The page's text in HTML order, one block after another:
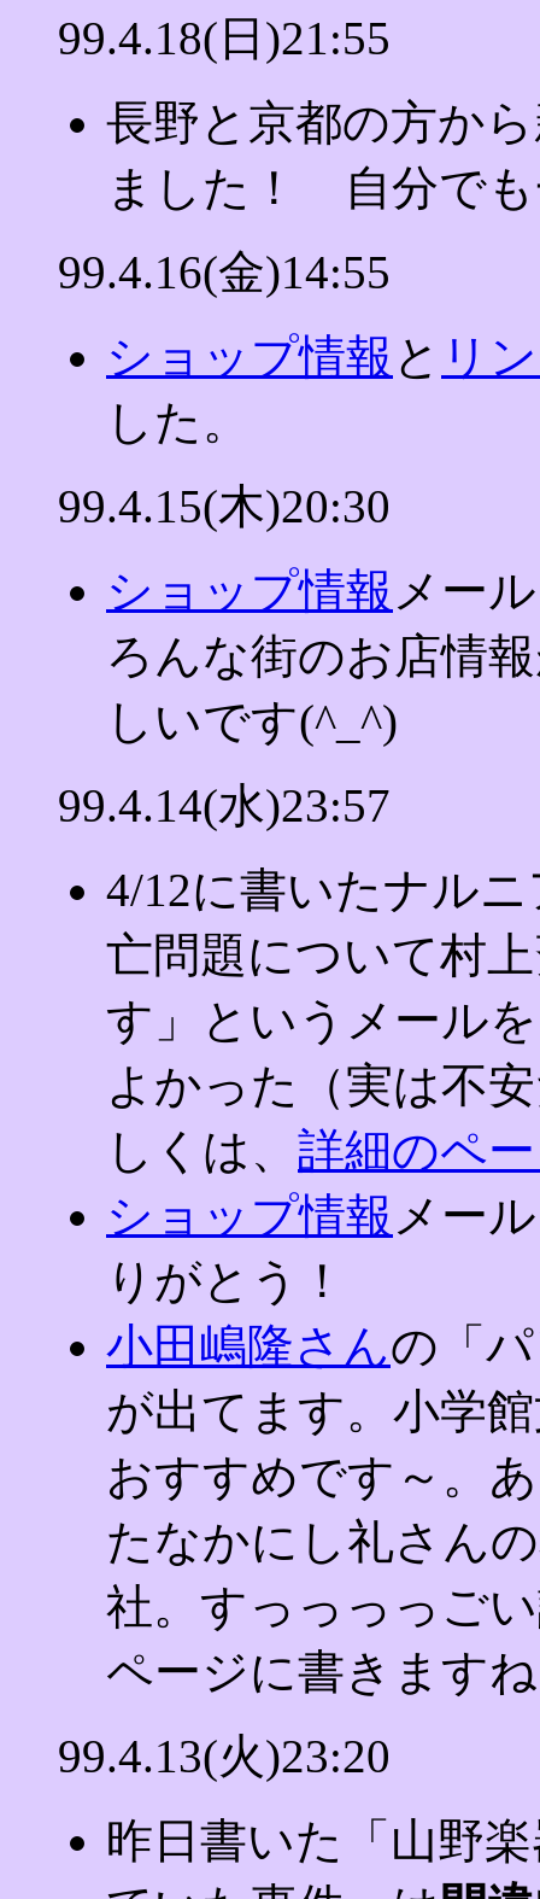
99.4.18(日)21:55
長野と京都の方か
ました！ 自分で
99.4.16(金)14:55
ショップ情報 と リ
した。
99.4.15(木)20:30
ショップ情報 メー
ろんな街のお店情
しいです(^_^)
99.4.14(水)23:57
4/12に書いたナル
亡問題について村
す」というメール
よかった（実は不
しくは、 詳細のペ
ショップ情報 メー
りがとう！
小田嶋隆さんの「
が出てます。小学
おすすめです～。
たなかにし礼さん
社。すっっっっご
ページに書きます
99.4.13(火)23:20
昨日書いた「山野